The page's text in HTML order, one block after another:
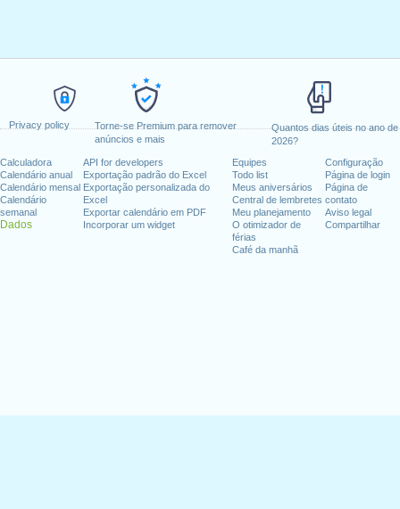
Privacy policy
Torne-se Premium para remover
anúncios e mais
Quantos dias úteis no ano de
2026?
Calculadora
Calendário anual
Calendário mensal
Calendário
semanal
Dados
API for developers
Exportação padrão do Excel
Exportação personalizada do
Excel
Exportar calendário em PDF
Incorporar um widget
Equipes
Todo list
Meus aniversários
Central de lembretes
Meu planejamento
O otimizador de
férias
Café da manhã
Configuração
Página de login
Página de
contato
Aviso legal
Compartilhar